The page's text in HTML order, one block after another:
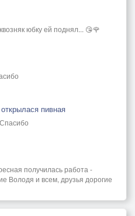
юбку ей поднял... 😘🌹
пивная
получилась работа -
Володя и всем, друзья дорогие